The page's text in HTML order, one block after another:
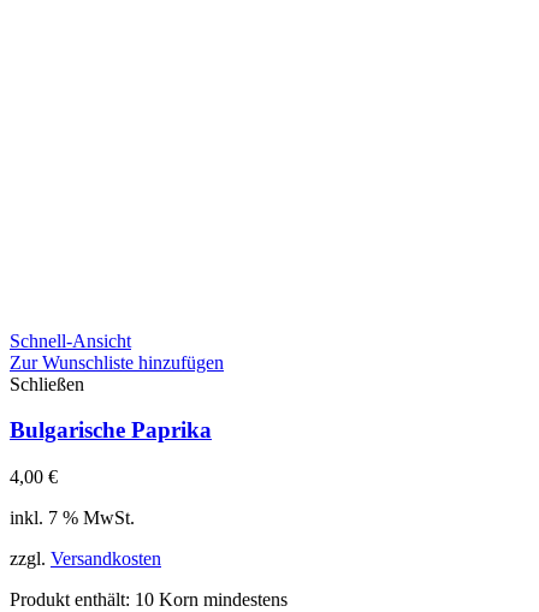
Schnell-Ansicht
Zur Wunschliste hinzufügen
Schließen
Bulgarische Paprika
4,00 €
inkl. 7 % MwSt.
zzgl. Versandkosten
Produkt enthält: 10 Korn mindestens